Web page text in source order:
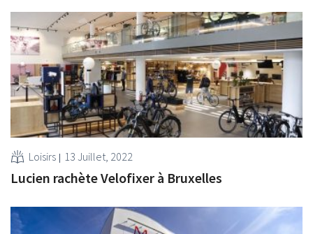
Loisirs 13 Juillet, 2022
Lucien rachète Velofixer à Bruxelles